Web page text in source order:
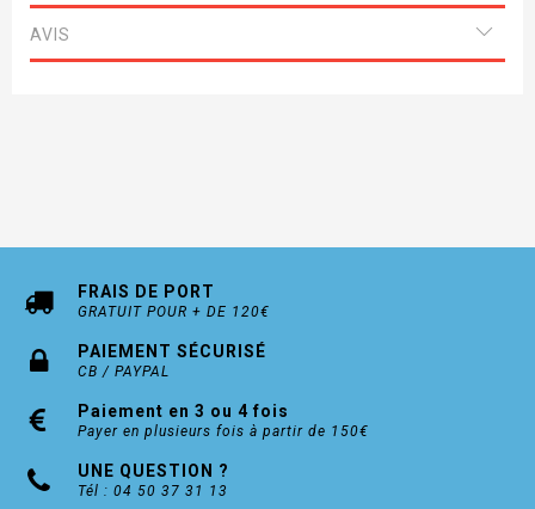
Existe en version rosaces carrées (nous
AVIS
FRAIS DE PORT
GRATUIT POUR + DE 120€
PAIEMENT SÉCURISÉ
CB / PAYPAL
Paiement en 3 ou 4 fois
Payer en plusieurs fois à partir de 150€
UNE QUESTION ?
Tél : 04 50 37 31 13